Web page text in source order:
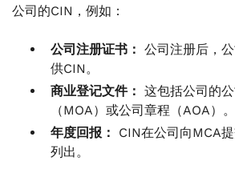
公司的CIN，例如：
公司注册证书： 公司注册后，
供CIN。
商业登记文件： 这包括公司的
（MOA）或公司章程（AOA）。
年度回报：
CIN在公司向MCA
列出。